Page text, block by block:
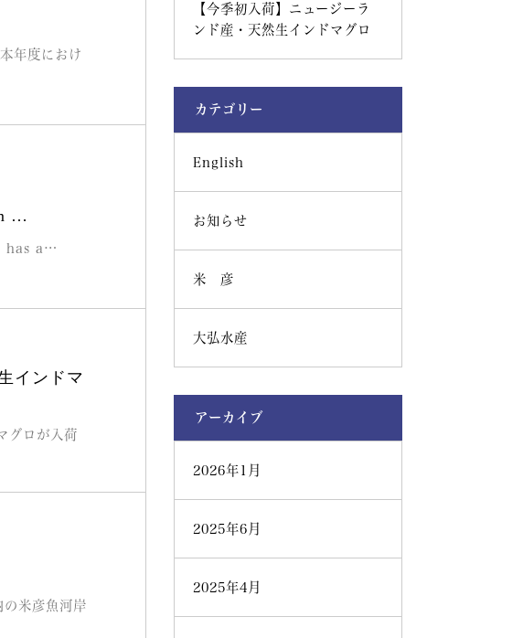
年度におけ
…
has a…
インドマ
グロが入荷
米彦魚河岸
【今季初入荷】ニュージーラ
ンド産・天然生インドマグロ
カテゴリー
English
お知らせ
米 彦
大弘水産
アーカイブ
2026年1月
2025年6月
2025年4月